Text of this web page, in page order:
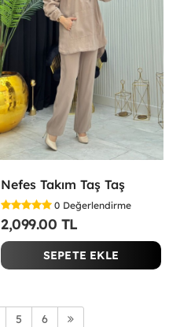
Nefes Takım Taş Taş
0 Değerlendirme
2,099.00 TL
SEPETE EKLE
5 6